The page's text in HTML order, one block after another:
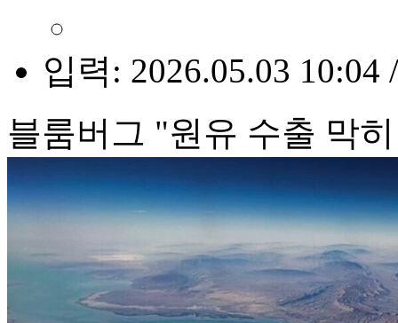
입력: 2026.05.03 10:04
블룸버그 "원유 수출 막